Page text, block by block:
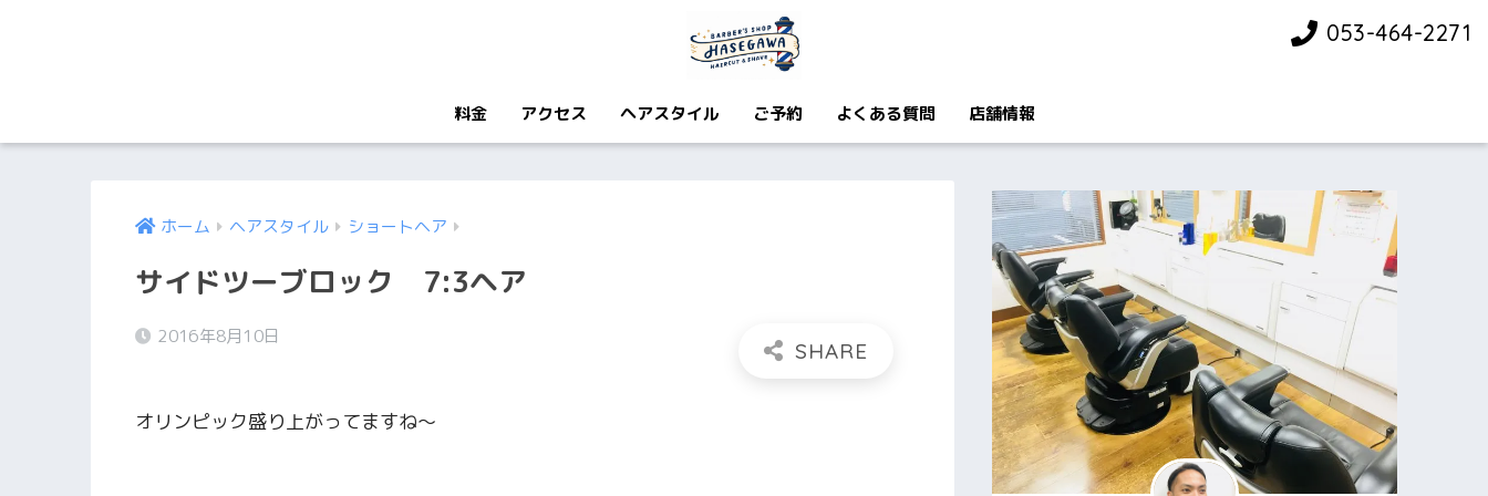
料金 アクセス ヘアスタイル ご予約 よくある質問 店舗情報
053-464-2271
ホーム ヘアスタイル ショートヘア
サイドツーブロック 7:3ヘア
2016年8月10日
オリンピック盛り上がってますね〜